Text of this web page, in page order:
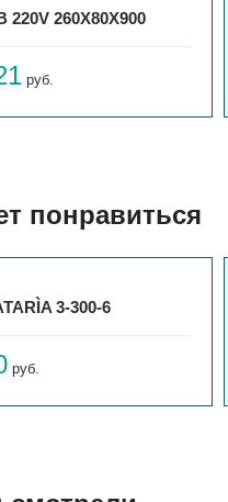
260X80X900
руб.
понравиться
3-300-6
руб.